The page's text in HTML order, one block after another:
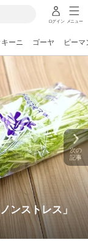
ログイン メニュー
ーニ ゴーヤ ピーマ
ンストレス」
次の
記事